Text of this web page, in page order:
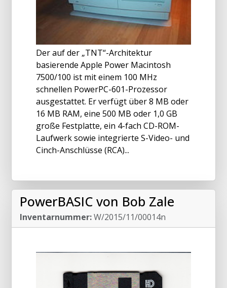
Der auf der „TNT“-Architektur
basierende Apple Power Macintosh
7500/100 ist mit einem 100 MHz
schnellen PowerPC-601-Prozessor
ausgestattet. Er verfügt über 8 MB oder
16 MB RAM, eine 500 MB oder 1,0 GB
große Festplatte, ein 4-fach CD-ROM-
Laufwerk sowie integrierte S-Video- und
Cinch-Anschlüsse (RCA)...
PowerBASIC von Bob Zale
Inventarnummer:W/2015/11/00014n